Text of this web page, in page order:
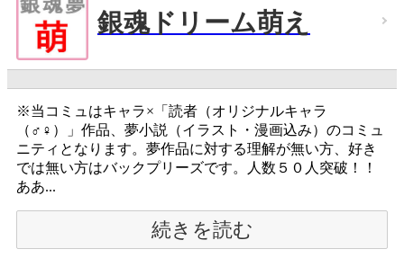
銀魂ドリーム萌え
※当コミュはキャラ×「読者（オリジナルキャラ
（♂♀）」作品、夢小説（イラスト・漫画込み）のコミュ
ニティとなります。夢作品に対する理解が無い方、好き
では無い方はバックプリーズです。人数５０人突破！！
ああ...
続きを読む